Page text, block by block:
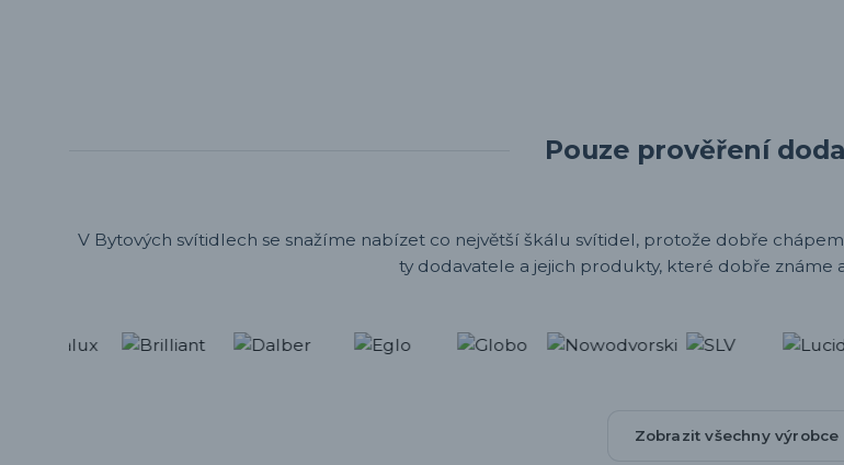
Pouze prověření
V Bytových svítidlech se snažíme nabízet co největší škálu svítidel, protože dobře
ty dodavatele a jejich produkty, které dobře známe
Zobrazit všechny výrobce